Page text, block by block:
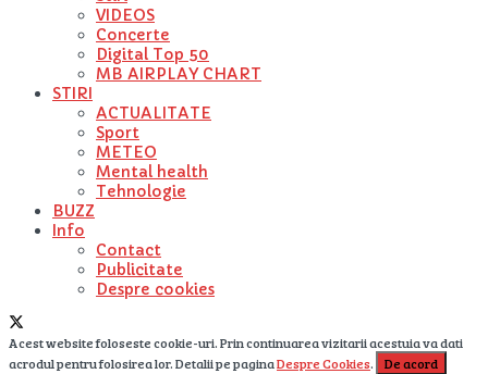
VIDEOS
Concerte
Digital Top 50
MB AIRPLAY CHART
STIRI
ACTUALITATE
Sport
METEO
Mental health
Tehnologie
BUZZ
Info
Contact
Publicitate
Despre cookies
Acest website foloseste cookie-uri. Prin continuarea vizitarii acestuia va dati
acrodul pentru folosirea lor. Detalii pe paginaDespre Cookies. De acord